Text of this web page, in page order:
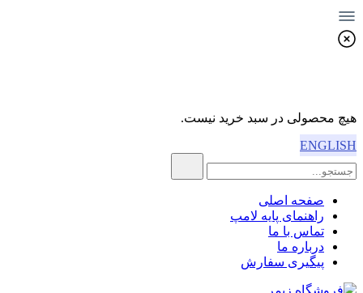
هیچ محصولی در سبد خرید نیست.
ENGLISH
صفحه اصلی
راهنمای پایه لامپ
تماس با ما
درباره ما
پیگیری سفارش